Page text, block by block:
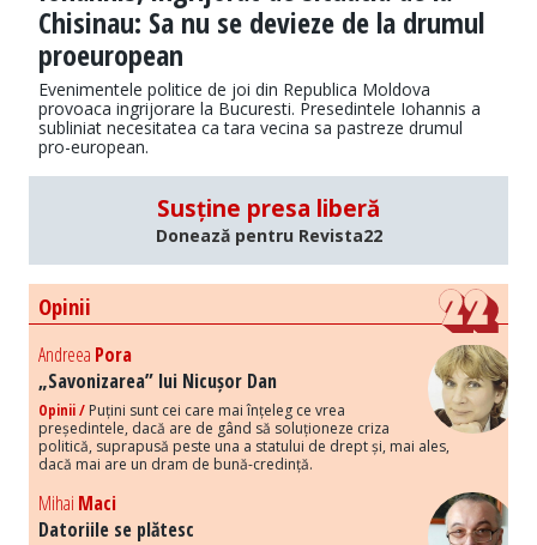
Chisinau: Sa nu se devieze de la drumul
proeuropean
Evenimentele politice de joi din Republica Moldova
provoaca ingrijorare la Bucuresti. Presedintele Iohannis a
subliniat necesitatea ca tara vecina sa pastreze drumul
pro-european.
Susține presa liberă
Donează pentru Revista22
Opinii
Andreea Pora
„Savonizarea” lui Nicușor Dan
Opinii / Puțini sunt cei care mai înțeleg ce vrea
președintele, dacă are de gând să soluționeze criza
politică, suprapusă peste una a statului de drept și, mai ales,
dacă mai are un dram de bună-credință.
Mihai Maci
Datoriile se plătesc